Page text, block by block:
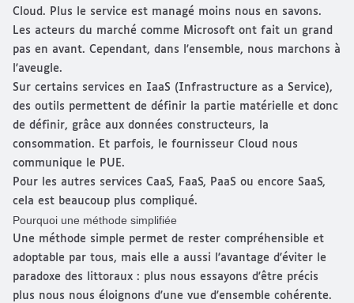
Cloud. Plus le service est managé moins nous en savons.
Les acteurs du marché comme Microsoft ont fait un grand
pas en avant. Cependant, dans l'ensemble, nous marchons à
l'aveugle.
Sur certains services en IaaS (Infrastructure as a Service),
des outils permettent de définir la partie matérielle et donc
de définir, grâce aux données constructeurs, la
consommation. Et parfois, le fournisseur Cloud nous
communique le PUE.
Pour les autres services CaaS, FaaS, PaaS ou encore SaaS,
cela est beaucoup plus compliqué.
Pourquoi une méthode simplifiée
Une méthode simple permet de rester compréhensible et
adoptable par tous, mais elle a aussi l'avantage d'éviter le
paradoxe des littoraux : plus nous essayons d'être précis
plus nous nous éloignons d'une vue d'ensemble cohérente.